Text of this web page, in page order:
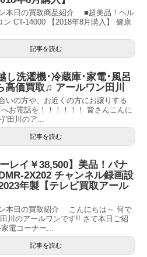
本日の買取商品紹介 ■超美品！ヘル
ン CT-14000 【2018年8月購入】 健康
記事を読む
し洗濯機･冷蔵庫･家電･風呂
高価買取♫ アールワン田川
いの方や、お近くの方にお譲りする
お電話を！！！！！！ 皆さんこんに
田川のア...
記事を読む
レイ￥38,500】美品！パナ
2X202 チャンネル録画設
年製【テレビ買取アール
本日の買取紹介 こんにちは～ 何で
川のアールワンです!! さて本日ご紹
電コーナー...
記事を読む